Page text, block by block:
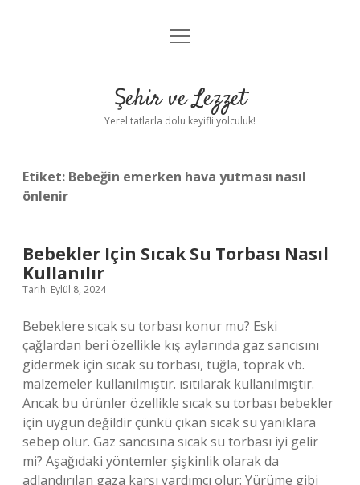
Anasayfa
Yasal Uyarı
menüyü
Şehir ve Lezzet
Yerel tatlarla dolu keyifli yolculuk!
Etiket: Bebeğin emerken hava yutması nasıl
önlenir
Bebekler Için Sıcak Su Torbası Nasıl
Kullanılır
Tarih: Eylül 8, 2024
Bebeklere sıcak su torbası konur mu? Eski
çağlardan beri özellikle kış aylarında gaz sancısını
gidermek için sıcak su torbası, tuğla, toprak vb.
malzemeler kullanılmıştır. ısıtılarak kullanılmıştır.
Ancak bu ürünler özellikle sıcak su torbası bebekler
için uygun değildir çünkü çıkan sıcak su yanıklara
sebep olur. Gaz sancısına sıcak su torbası iyi gelir
mi? Aşağıdaki yöntemler şişkinlik olarak da
adlandırılan gaza karşı yardımcı olur: Yürüme gibi